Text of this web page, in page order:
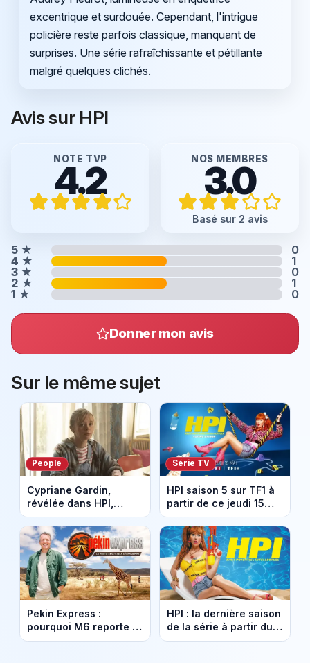
excentrique et surdouée. Cependant, l'intrigue
policière reste parfois classique, manquant de
surprises. Une série rafraîchissante et pétillante
malgré quelques clichés.
Avis sur HPI
NOTE TVP
4.2 NOS MEMBRES
3.0
Basé sur 2 avis
5 ★
0
4 ★
1
3 ★
0
2 ★
1
1 ★ 0
Donner mon avis
Sur le même sujet
People
Cypriane Gardin,
révélée dans HPI,
lance une cagnotte
après des difficultés
financières
Série TV
HPI saison 5 sur TF1 à
partir de ce jeudi 15
mai. La dernière saison
pour Morgane et
Karadec.
Pekin Express :
pourquoi M6 reporte la
finale au samedi 5 avril
HPI : la dernière saison
de la série à partir du
15 mai sur TF1